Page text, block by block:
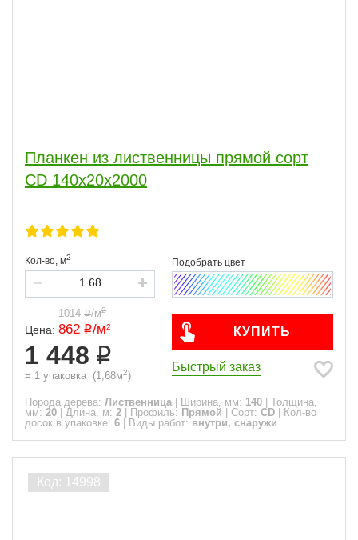
Планкен из лиственницы прямой сорт
CD 140x20x2000
Кол-во, м2
Цена:
1014 /м2
862 /м2
1 448
= 1 упаковка (1,68м2)
КУПИТЬ
Быстрый заказ
Порода дерева: Лиственница Ширина, мм: 140
Толщина,
мм: 20 Длина, м: 2 Профиль: Прямой Сорт: CD
Кол-во
досок в упаковке: 6 Виды работ: внутри, снаружи